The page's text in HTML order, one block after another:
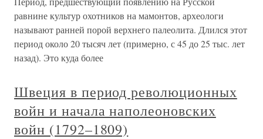
равнине культур охотников на мамонтов, археологи
называют ранней порой верхнего палеолита. Длился этот
период около 20 тысяч лет (примерно, с 45 до 25 тыс. лет
назад). Это куда более
Швеция в период революционных
войн и начала наполеоновских
войн (1792–1809)